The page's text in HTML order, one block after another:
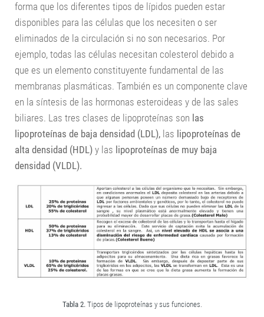
Nutrición
La célula
Genética
Ecología
forma que los diferentes tipos de lípidos pueden estar
disponibles para las células que los necesiten o ser
eliminados de la circulación si no son necesarios. Por
ejemplo, todas las células necesitan colesterol debido a
que es un elemento constituyente fundamental de las
membranas plasmáticas. También es un componente clave
en la síntesis de las hormonas esteroideas y de las sales
biliares. Las tres clases de lipoproteínas son las
lipoproteínas de baja densidad (LDL), las lipoproteínas de
alta densidad (HDL) y las lipoproteínas de muy baja
densidad (VLDL).
Tabla 2.Tipos de lipoproteínas y sus funciones.